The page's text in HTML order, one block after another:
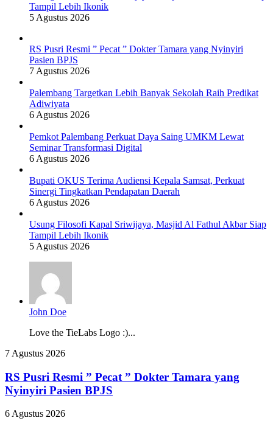
Tampil Lebih Ikonik
5 Agustus 2026
RS Pusri Resmi ” Pecat ” Dokter Tamara yang Nyinyiri
Pasien BPJS
7 Agustus 2026
Palembang Targetkan Lebih Banyak Sekolah Raih Predikat
Adiwiyata
6 Agustus 2026
Pemkot Palembang Perkuat Daya Saing UMKM Lewat
Seminar Transformasi Digital
6 Agustus 2026
Bupati OKUS Terima Audiensi Kepala Samsat, Perkuat
Sinergi Tingkatkan Pendapatan Daerah
6 Agustus 2026
Usung Filosofi Kapal Sriwijaya, Masjid Al Fathul Akbar Siap
Tampil Lebih Ikonik
5 Agustus 2026
John Doe
Love the TieLabs Logo :)...
RS
Resmi
”
Pecat
Dokter
7 Agustus 2026
RS Pusri Resmi ” Pecat ” Dokter Tamara yang
Nyinyiri Pasien BPJS
Palembang
6 Agustus 2026